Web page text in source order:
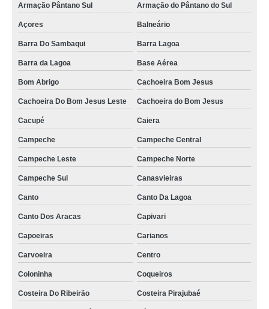
preço de aluguel de poltronas reclináveis Abraão
valor de aluguel de poltronas para casamento Jurere Leste
valor de aluguel de cadeiras poltrona Barra Do Sambaqui
valor de aluguel de poltronas para evento Palhoça
preço de aluguel de poltronas para festas Costeira do Pirajubaé
preço de aluguel poltrona Oceania Park
aluguel de poltronas reclináveis valor Jurere Oeste
locação de poltronas para eventos Oceania Park
poltrona para alugar preço Santa Mônica
aluguel de mini poltrona valor Monte Cristo
locação de poltronas para eventos valor Ingleses Norte
preço de locação de poltronas para casamento Rio Tavares
Armação Pântano Sul Armação do Pântano do Sul
Açores Balneário
Barra Do Sambaqui Barra Lagoa
Barra da Lagoa Base Aérea
Bom Abrigo Cachoeira Bom Jesus
Cachoeira Do Bom Jesus Leste Cachoeira do Bom Jesus
Cacupé Caiera
Campeche Campeche Central
Campeche Leste Campeche Norte
Campeche Sul Canasvieiras
Canto Canto Da Lagoa
Canto Dos Aracas Capivari
Capoeiras Carianos
Carvoeira Centro
Coloninha Coqueiros
Costeira Do Ribeirão Costeira Pirajubaé